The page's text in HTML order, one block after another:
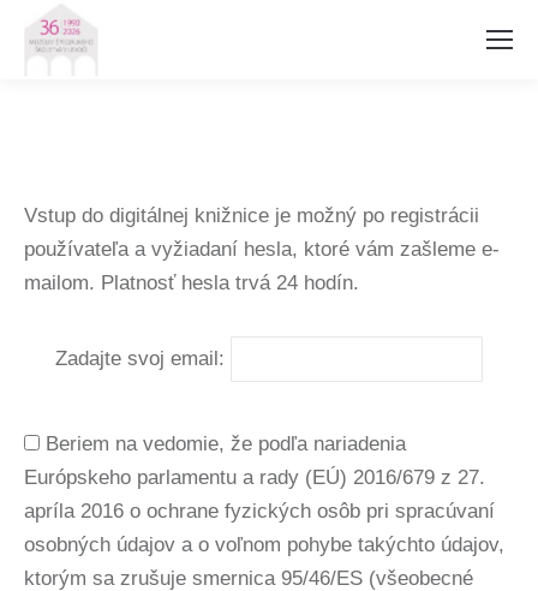
Vstup do digitálnej knižnice je možný po registrácii
používateľa a vyžiadaní hesla, ktoré vám zašleme e-
mailom. Platnosť hesla trvá 24 hodín.
Zadajte svoj email:
Beriem na vedomie, že podľa nariadenia
Európskeho parlamentu a rady (EÚ) 2016/679 z 27.
apríla 2016 o ochrane fyzických osôb pri spracúvaní
osobných údajov a o voľnom pohybe takýchto údajov,
ktorým sa zrušuje smernica 95/46/ES (všeobecné